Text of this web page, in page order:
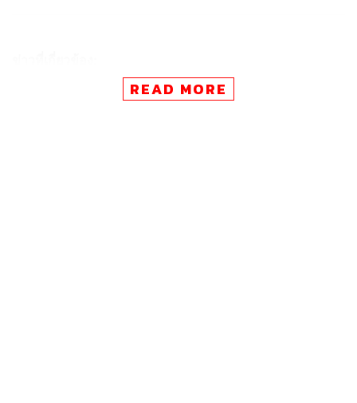
https://thestandard.co/kbank-may-sell-asset-manage
ment-business/READ MORE